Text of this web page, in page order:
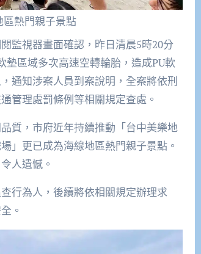
區熱門親子景點
監視器畫面確認，昨日清晨5時20分
區域多次高速空轉輪胎，造成PU軟
通知涉案人員到案說明，全案將依刑
管理處罰條例等相關規定查處。
質，市府近年持續推動「台中美樂地
」更已成為海線地區熱門親子景點。
人遺憾。
行為人，後續將依相關規定辦理求
。